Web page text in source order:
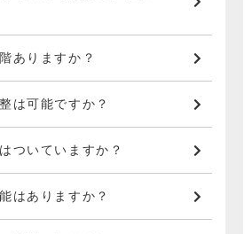
ありますか？
は可能ですか？
ついていますか？
はありますか？